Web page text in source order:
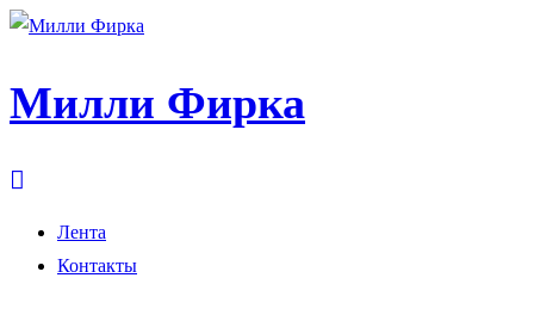
Милли Фирка
Лента
Контакты